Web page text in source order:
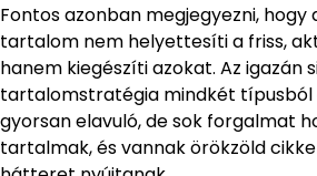
Fontos azonban megjegyezni, hogy
tartalom nem helyettesíti a friss,
hanem kiegészíti azokat. Az igazán
tartalomstratégia mindkét típusból
gyorsan elavuló, de sok forgalmat
tartalmak, és vannak örökzöld